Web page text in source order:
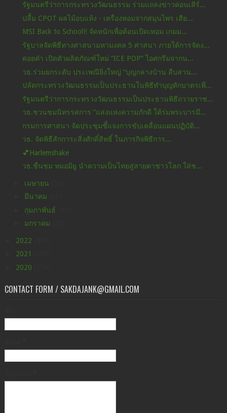
รัฐมนตรีว่าการกระทรวงวัฒนธรรม ร่วมแถลงข่าวคอนเสิร์...
ปลื้ม CPOT ผลไม้อบแห้ง - เครื่องหอมจากสมุนไพร เสีย...
MSI Back to School!! จัดหนักเพื่อต้อนเปิดเทอม เกมม...
รัฐบาลจัดพิธีทางศาสนามหามงคล 5 ศาสนา ภายใต้การจัดง...
ดอยคำ เปิดตัวผลิตภัณฑ์ใหม่ “ICE POP” ไอศกรีมจากน...
วธ.ร่วมยกระดับ ประเพณียิ่งใหญ่ “บุญกลางบ้าน สืบสาน...
ปลัดกระทรวงวัฒนธรรมเป็นประธานในพิธีทำบุญตักบาตรเพื...
รัฐมนตรีว่าการกระทรวงวัฒนธรรมเป็นประธานพิธีถวายราช...
วธ.ชวนชมนิทรรศการ “แสงแห่งความภักดี ใต้ร่มพระบารมี...
กรมการศาสนา จัดประชุมชี้แจงการขับเคลื่อนแผนปฏิบัติ...
วธ. จัดพิธีสักการะสิ่งศักดิ์สิทธิ์ ในภารกิจพิธีการ...
💕Harlemshake
วธ.ชื่นชม หมอมิยู นำความเป็นไทยสู่สายตาชาวโลก ใส่ช...
เมษายน
มีนาคม
กุมภาพันธ์
มกราคม
2022
2021
2020
CONTACT FORM / SAKDAJANK@GMAIL.COM